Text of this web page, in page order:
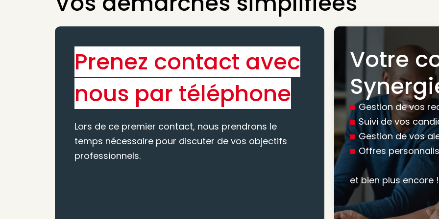
Prenez contact avec
nous par téléphone
Lors de ce premier contact, nous prendrons le
temps nécessaire pour discuter de vos objectifs
professionnels.
Nous vous
votre recherche,
mesure pour
atteindre vos
Votre
Gestion de vos
Suivi de vos
Gestion de vos
Offres
et bien plus encore !